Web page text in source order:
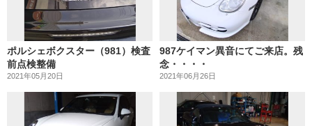
ポルシェボクスター（981）検査
前点検整備
2021年05月20日
987ケイマン異音にてご来店。残
念・・・・
2021年06月26日